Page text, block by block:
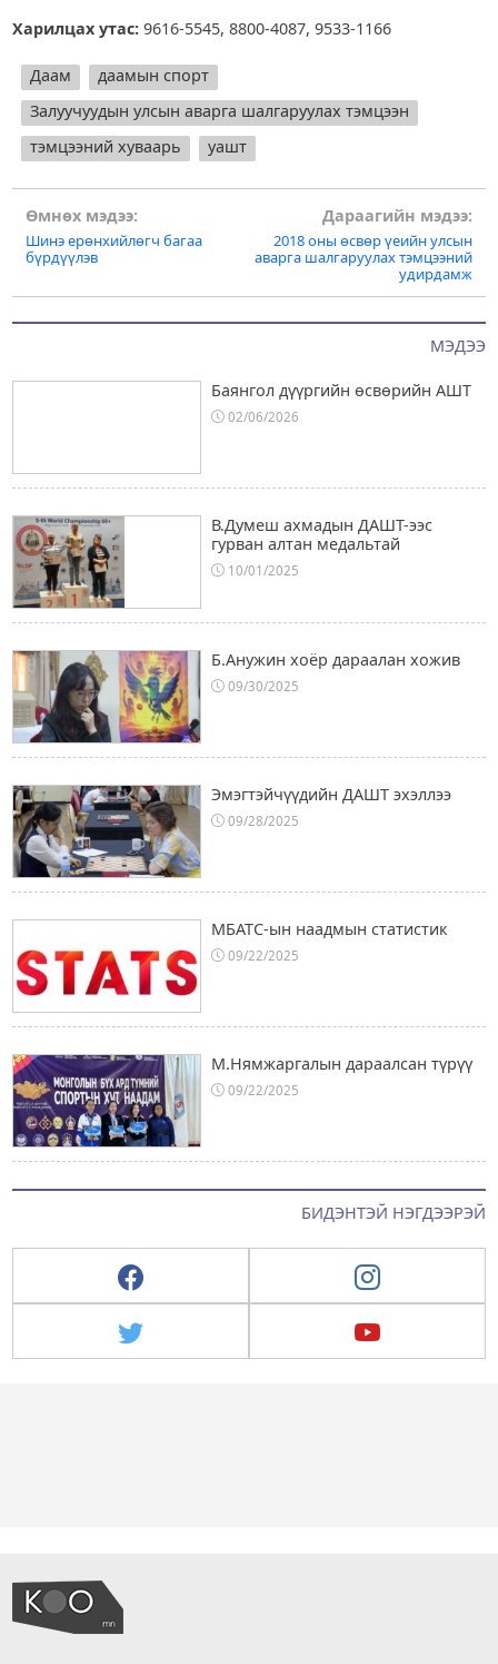
МЭДЭЭ
Баянгол дүүргийн өсвөрийн АШТ
02/06/2026
В.Думеш ахмадын ДАШТ-ээс
гурван алтан медальтай
10/01/2025
Б.Анужин хоёр дараалан хожив
09/30/2025
Эмэгтэйчүүдийн ДАШТ эхэллээ
09/28/2025
МБАТС-ын наадмын статистик
09/22/2025
М.Нямжаргалын дараалсан түрүү
09/22/2025
БИДЭНТЭЙ НЭГДЭЭРЭЙ
Харилцах утас: 9616-5545, 8800-4087, 9533-1166
Даам
даамын спорт
Залуучуудын улсын аварга шалгаруулах тэмцээн
тэмцээний хуваарь
уашт
Post
navigation
Өмнөх мэдээ:
Шинэ ерөнхийлөгч багаа
бүрдүүлэв
Дараагийн мэдээ:
2018 оны өсвөр үеийн улсын
аварга шалгаруулах тэмцээний
удирдамж